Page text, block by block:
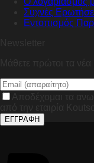
Συχνές
Εντοπισμός
Newsletter
Μάθετε πρώτοι τα
Αποδέχομαι τα
από την εταιρία